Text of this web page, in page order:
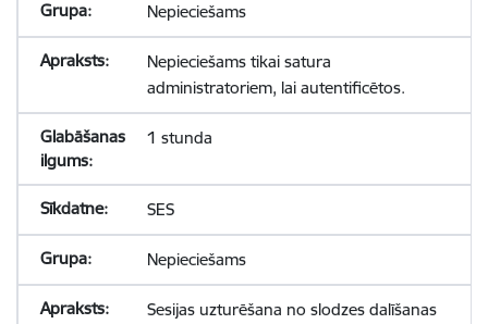
Nepieciešams
Nepieciešams tikai satura
administratoriem, lai autentificētos.
1 stunda
SES
Nepieciešams
Sesijas uzturēšana no slodzes dalīšanas